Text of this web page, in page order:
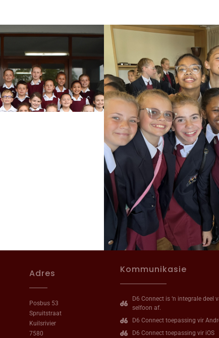
Adres
Posbus 53
Spruitstraat
Kuilsrivier
7580
Kommunikasie
D6 Connect is ‘n integrale
selfoon af.
D6 Connect toepassing vir
D6 Connect toepassing vir iOS